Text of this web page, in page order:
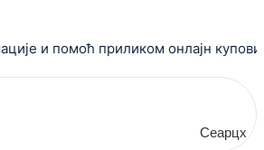
и помоћ приликом онлајн куповине
Сеарцх